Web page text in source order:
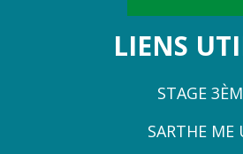
LIENS
STAGE
SARTHE ME